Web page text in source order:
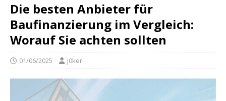
Die besten Anbieter für
Baufinanzierung im Vergleich:
Worauf Sie achten sollten
01/06/2025 j0ker